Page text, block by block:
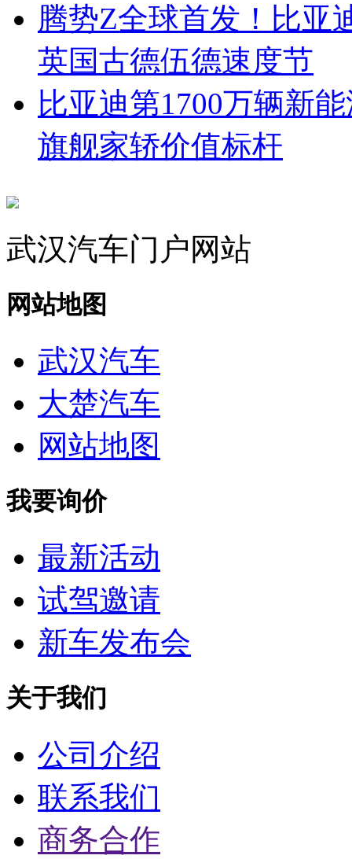
腾势Z全球首发！比亚
英国古德伍德速度节
比亚迪第1700万辆新
旗舰家轿价值标杆
武汉汽车门户网站
网站地图
武汉汽车
大楚汽车
网站地图
我要询价
最新活动
试驾邀请
新车发布会
关于我们
公司介绍
联系我们
商务合作